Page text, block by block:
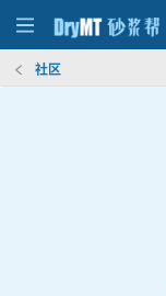
社区